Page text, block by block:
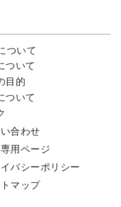
ついて
ついて
目的
ついて
合わせ
用ページ
バシーポリシー
マップ